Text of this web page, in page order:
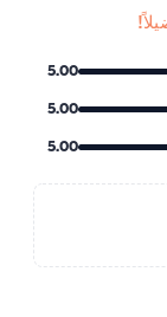
5.00
5.00
5.00